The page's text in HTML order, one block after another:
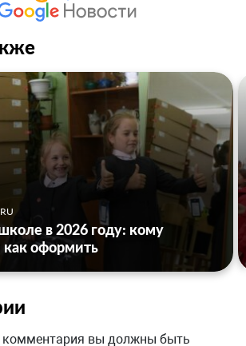
в 2026 году: кому
оформить
комментария вы должны быть